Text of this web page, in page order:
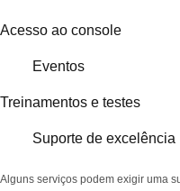
Acesso ao console
Eventos
Treinamentos e testes
Suporte de excelência
Alguns serviços podem exigir uma